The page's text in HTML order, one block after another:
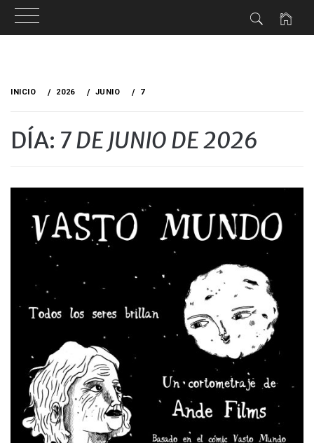
INICIO 2026 JUNIO 7
DÍA: 7 DE JUNIO DE 2026